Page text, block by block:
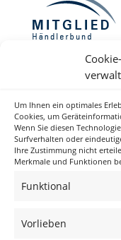
Um Ihnen ein optimales
Cookies, um
Wenn Sie diesen
Surfverhalten oder
Ihre Zustimmung nicht
Merkmale und Funktionen
Funktional
Vorlieben
Neueste
Archiv
Kategorien